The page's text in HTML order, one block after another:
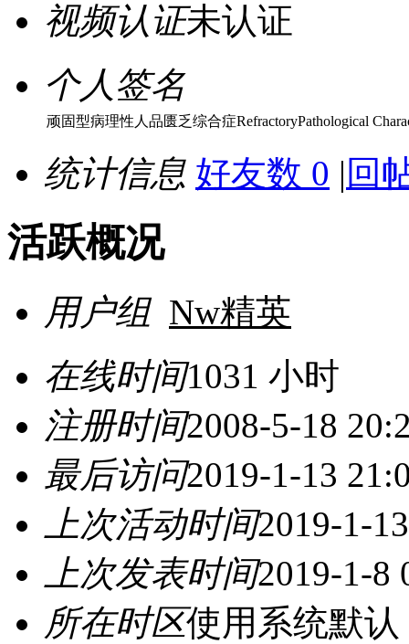
视频认证未认证
个人签名
顽固型病理性人品匮乏综合症RefractoryPathological
统计信息 好友数 0 | 回
活跃概况
用户组 Nw精英
在线时间1031 小时
注册时间2008-5-18
最后访问2019-1-13
上次活动时间2019-1-
上次发表时间2019-1-8
所在时区使用系统默认